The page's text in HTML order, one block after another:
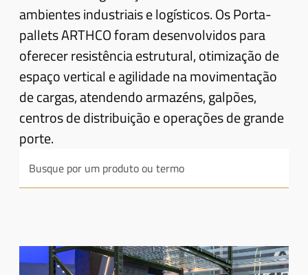
ambientes industriais e logísticos. Os Porta-
pallets ARTHCO foram desenvolvidos para
oferecer resistência estrutural, otimização de
espaço vertical e agilidade na movimentação
de cargas, atendendo armazéns, galpões,
centros de distribuição e operações de grande
porte.